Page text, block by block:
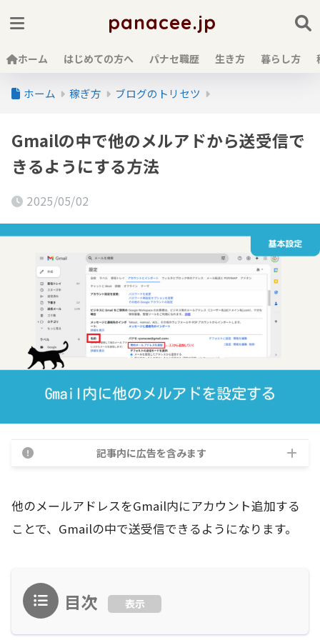
panacee.jp
ホーム はじめての方へ パナセ職歴 生き方 暮らし方
ホーム 稼ぎ方 ブログのトリセツ
Gmailの中で他のメルアドから送受信で
きるようにする方法
2025/05/02
記事内に広告を含みます
他のメールアドレスをGmail内にアカウント追加する
ことで、Gmailの中で送受信できるようになります。
目次 表示